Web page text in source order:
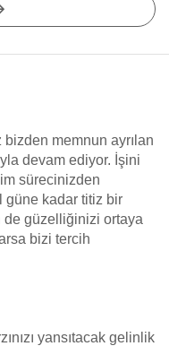
memnun ayrılan
devam ediyor. İşini
sürecinizden
güne kadar titiz bir
de güzelliğinizi ortaya
bizi tercih
yansıtacak gelinlik